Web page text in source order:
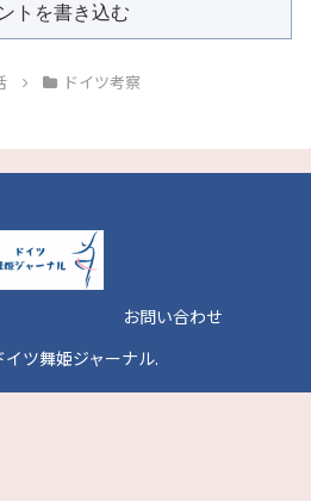
トを書き込む
ドイツ考察
お問い合わせ
ツ舞姫ジャーナル.